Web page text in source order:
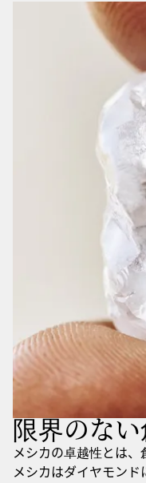
限界のな
メシカの卓越性とは、
メシカはダイヤモン